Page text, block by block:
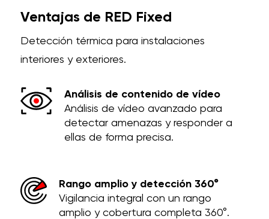
Ventajas de RED Fixed
Detección térmica para instalaciones
interiores y exteriores.
Análisis de contenido de vídeo
Análisis de vídeo avanzado para
detectar amenazas y responder a
ellas de forma precisa.
Rango amplio y detección 360°
Vigilancia integral con un rango
amplio y cobertura completa 360°.